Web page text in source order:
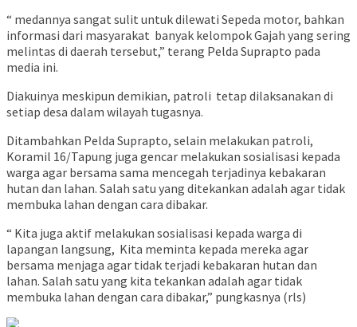
“ medannya sangat sulit untuk dilewati Sepeda motor, bahkan
informasi dari masyarakat banyak kelompok Gajah yang sering
melintas di daerah tersebut,” terang Pelda Suprapto pada
media ini.
Diakuinya meskipun demikian, patroli tetap dilaksanakan di
setiap desa dalam wilayah tugasnya.
Ditambahkan Pelda Suprapto, selain melakukan patroli,
Koramil 16/Tapung juga gencar melakukan sosialisasi kepada
warga agar bersama sama mencegah terjadinya kebakaran
hutan dan lahan. Salah satu yang ditekankan adalah agar tidak
membuka lahan dengan cara dibakar.
“ Kita juga aktif melakukan sosialisasi kepada warga di
lapangan langsung, Kita meminta kepada mereka agar
bersama menjaga agar tidak terjadi kebakaran hutan dan
lahan. Salah satu yang kita tekankan adalah agar tidak
membuka lahan dengan cara dibakar,” pungkasnya (rls)